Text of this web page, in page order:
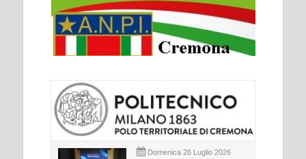
Domenica 26 Luglio 2026